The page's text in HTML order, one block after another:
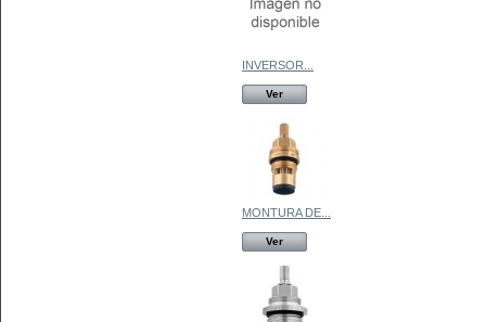
INVERSOR...
Ver
MONTURA DE...
Ver